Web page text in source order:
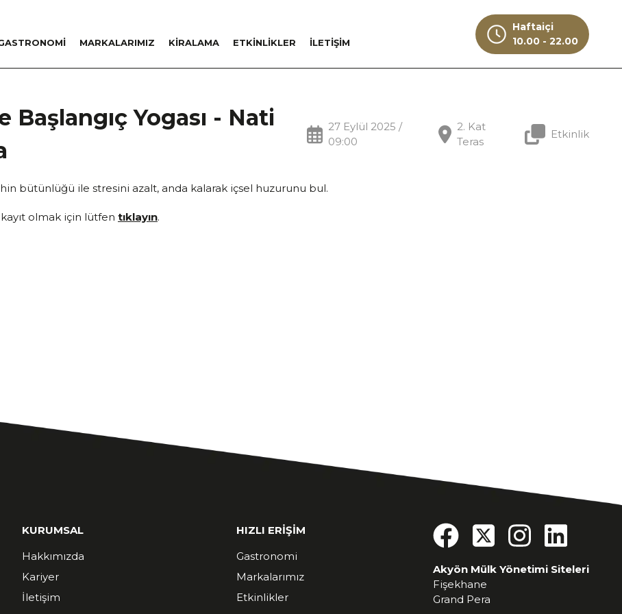
MARKALARIMIZ KİRALAMA ETKİNLİKLER İLETİŞİM
Haftaiçi
10.00 - 22.00
Başlangıç Yogası - Nati
27 Eylül 2025 /
09:00
2. Kat
Teras
Etkinlik
bütünlüğü ile stresini azalt, anda kalarak içsel huzurunu bul.
olmak için lütfen tıklayın.
KURUMSAL
Hakkımızda
Kariyer
İletişim
HIZLI ERİŞİM
Gastronomi
Markalarımız
Etkinlikler
Akyön Mülk Yönetimi Siteleri
Fişekhane
Grand Pera